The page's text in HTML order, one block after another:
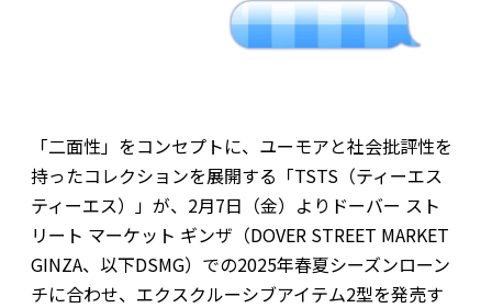
「二面性」をコンセプトに、ユーモアと社会批評性を
持ったコレクションを展開する「TSTS（ティーエス
ティーエス）」が、2月7日（金）よりドーバー スト
リート マーケット ギンザ（DOVER STREET MARKET
GINZA、以下DSMG）での2025年春夏シーズンローン
チに合わせ、エクスクルーシブアイテム2型を発売す